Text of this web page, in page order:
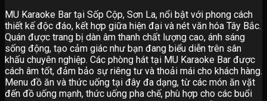
MU Karaoke Bar tại Sốp Cộp, Sơn La, nổi bật với phong cách
thiết kế độc đáo, kết hợp giữa hiện đại và nét văn hóa Tây Bắc.
Quán được trang bị dàn âm thanh chất lượng cao, ánh sáng
sống động, tạo cảm giác như bạn đang biểu diễn trên sân
khấu chuyên nghiệp. Các phòng hát tại MU Karaoke Bar được
cách âm tốt, đảm bảo sự riêng tư và thoải mái cho khách hàng.
Menu đồ ăn và thức uống tại đây đa dạng, từ các món ăn vặt
đến đồ uống mạnh, thức uống pha chế, phù hợp cho các buổi